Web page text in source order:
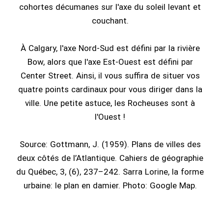
cohortes décumanes sur l'axe du soleil levant et
couchant.
À Calgary, l'axe Nord-Sud est défini par la rivière
Bow, alors que l'axe Est-Ouest est défini par
Center Street. Ainsi, il vous suffira de situer vos
quatre points cardinaux pour vous diriger dans la
ville. Une petite astuce, les Rocheuses sont à
l'Ouest !
Source: Gottmann, J. (1959). Plans de villes des
deux côtés de l’Atlantique. Cahiers de géographie
du Québec, 3, (6), 237–242. Sarra Lorine, la forme
urbaine: le plan en damier. Photo: Google Map.